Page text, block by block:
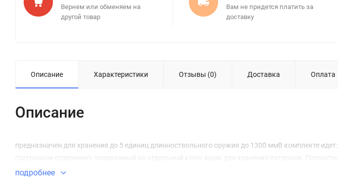
Вернем или обменяем на
другой товар
Вам не придется платить за
доставку
Описание Характеристики Отзывы (0) Доставка Оплата
Описание
предназначен для хранения до 5 единиц длинноствольного оружия до 1300 ммВ комплекте
(патронное отделение)- запираемый на отдельный ключ ящик для хранения патронов.
подробнее